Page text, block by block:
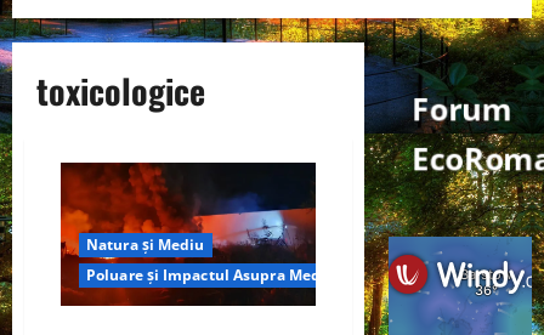
toxicologice
Natura și Mediu
Poluare și Impactul Asupra Mediului
Forum